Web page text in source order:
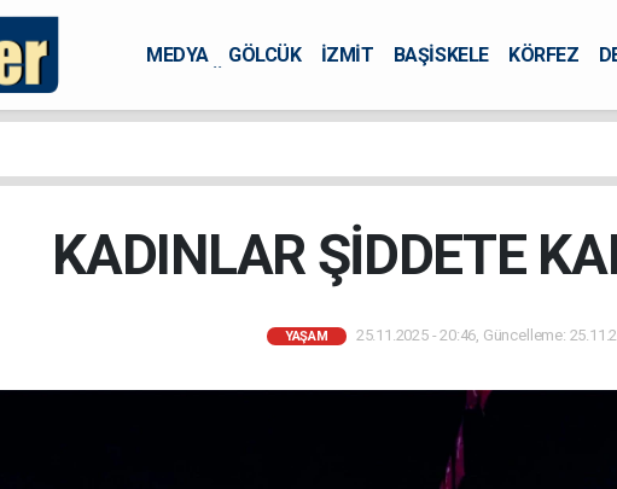
MEDYA GÖLCÜK İZMİT BAŞİSKELE KÖRFEZ
KADINLAR ŞİDDETE
YAŞAM 25.11.2025 - 20:46, Güncelleme: